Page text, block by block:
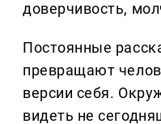
доверчивость,
Постоянные
превращают
версии себя.
видеть не